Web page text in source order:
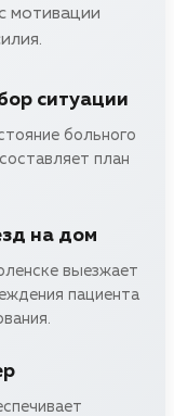
мотивации
ситуации
больного
план
на дом
выезжает
пациента